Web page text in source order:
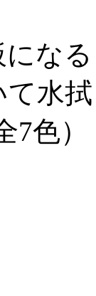
にな
水
7色）